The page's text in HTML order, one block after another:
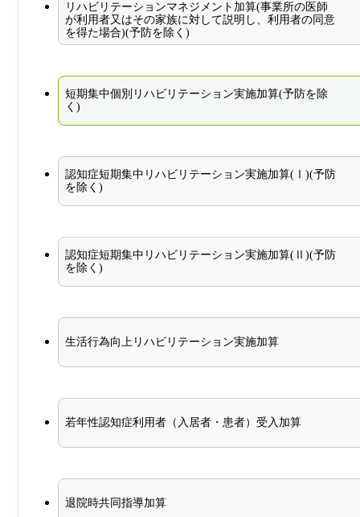
リハビリテーションマネジメント加算(事業所の医師
が利用者又はその家族に対して説明し、利用者の同意
を得た場合)(予防を除く)
短期集中個別リハビリテーション実施加算(予防を除
く)
認知症短期集中リハビリテーション実施加算(Ⅰ)(予防
を除く)
認知症短期集中リハビリテーション実施加算(Ⅱ)(予防
を除く)
生活行為向上リハビリテーション実施加算
若年性認知症利用者（入居者・患者）受入加算
退院時共同指導加算